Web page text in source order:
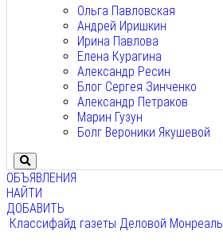
Ольга Павловская
Андрей Иришкин
Ирина Павлова
Елена Курагина
Александр Ресин
Блог Сергея Зинченко
Александр Петраков
Марин Гузун
Болг Вероники Якушевой
ОБЪЯВЛЕНИЯ
НАЙТИ
ДОБАВИТЬ
Классифайд газеты Деловой Монреаль